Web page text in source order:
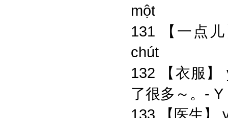
một
131 【一点
chút
132 【衣服】
了很多～。-
133 【医生】